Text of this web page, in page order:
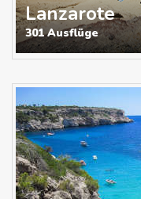
Lanzarote
301 Ausflüge